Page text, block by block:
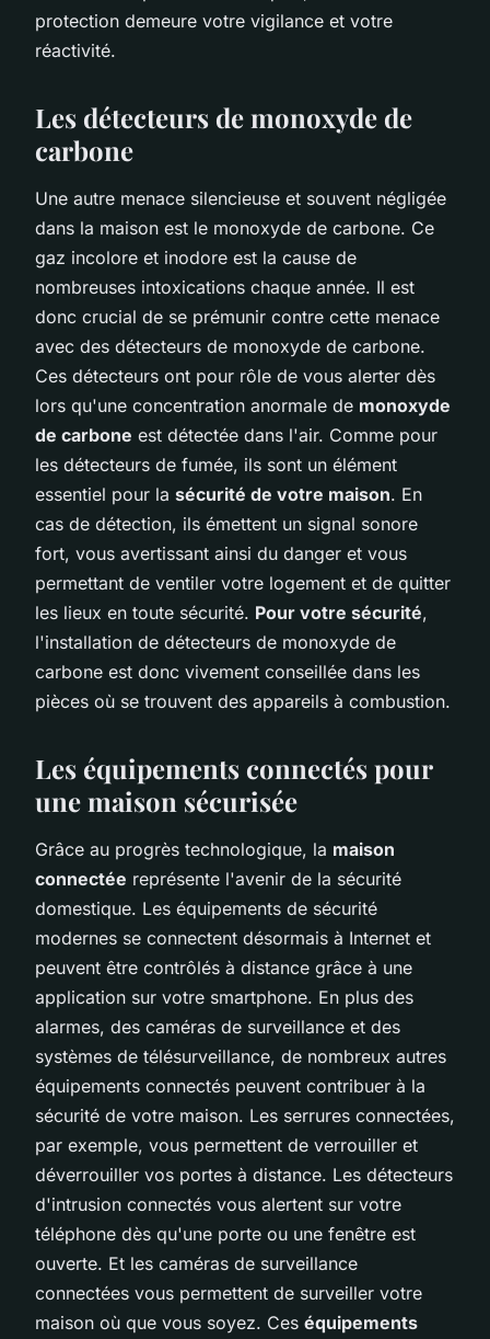
protection demeure votre vigilance et votre
réactivité.
Les détecteurs de monoxyde de
carbone
Une autre menace silencieuse et souvent négligée
dans la maison est le monoxyde de carbone. Ce
gaz incolore et inodore est la cause de
nombreuses intoxications chaque année. Il est
donc crucial de se prémunir contre cette menace
avec des détecteurs de monoxyde de carbone.
Ces détecteurs ont pour rôle de vous alerter dès
lors qu'une concentration anormale de monoxyde
de carbone est détectée dans l'air. Comme pour
les détecteurs de fumée, ils sont un élément
essentiel pour la sécurité de votre maison. En
cas de détection, ils émettent un signal sonore
fort, vous avertissant ainsi du danger et vous
permettant de ventiler votre logement et de quitter
les lieux en toute sécurité. Pour votre sécurité,
l'installation de détecteurs de monoxyde de
carbone est donc vivement conseillée dans les
pièces où se trouvent des appareils à combustion.
Les équipements connectés pour
une maison sécurisée
Grâce au progrès technologique, la maison
connectée représente l'avenir de la sécurité
domestique. Les équipements de sécurité
modernes se connectent désormais à Internet et
peuvent être contrôlés à distance grâce à une
application sur votre smartphone. En plus des
alarmes, des caméras de surveillance et des
systèmes de télésurveillance, de nombreux autres
équipements connectés peuvent contribuer à la
sécurité de votre maison. Les serrures connectées,
par exemple, vous permettent de verrouiller et
déverrouiller vos portes à distance. Les détecteurs
d'intrusion connectés vous alertent sur votre
téléphone dès qu'une porte ou une fenêtre est
ouverte. Et les caméras de surveillance
connectées vous permettent de surveiller votre
maison où que vous soyez. Ces équipements